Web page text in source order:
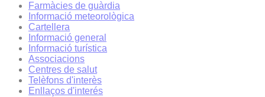
Farmàcies de guàrdia
Informació meteorològica
Cartellera
Informació general
Informació turística
Associacions
Centres de salut
Telèfons d'interès
Enllaços d'interés